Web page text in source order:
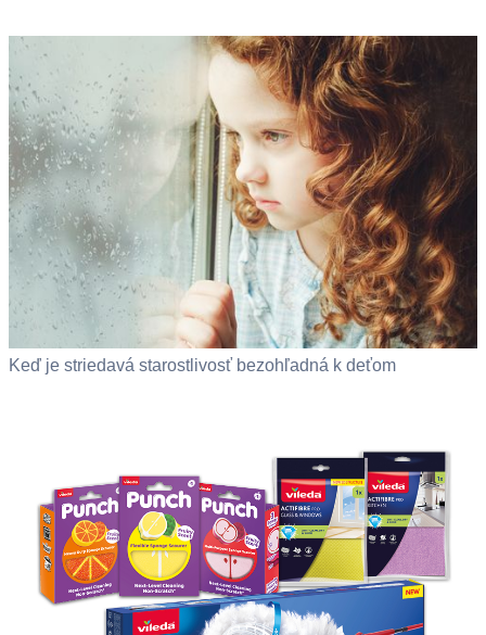
Keď je striedavá starostlivosť bezohľadná k deťom